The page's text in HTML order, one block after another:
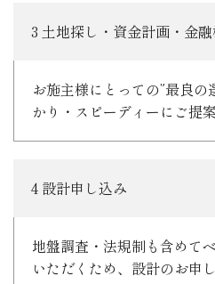
3 土地探し・資金計画・金
お施主様にとっての”最良の
かり・スピーディーにご提
4 設計申し込み
地盤調査・法規制も含めて
いただくため、設計のお申